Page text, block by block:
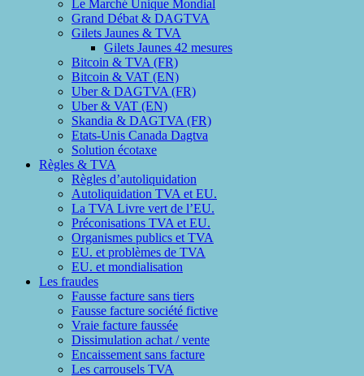
Le Marché Unique Mondial
Grand Débat & DAGTVA
Gilets Jaunes & TVA
Gilets Jaunes 42 mesures
Bitcoin & TVA (FR)
Bitcoin & VAT (EN)
Uber & DAGTVA (FR)
Uber & VAT (EN)
Skandia & DAGTVA (FR)
Etats-Unis Canada Dagtva
Solution écotaxe
Règles & TVA
Règles d’autoliquidation
Autoliquidation TVA et EU.
La TVA Livre vert de l’EU.
Préconisations TVA et EU.
Organismes publics et TVA
EU. et problèmes de TVA
EU. et mondialisation
Les fraudes
Fausse facture sans tiers
Fausse facture société fictive
Vraie facture faussée
Dissimulation achat / vente
Encaissement sans facture
Les carrousels TVA